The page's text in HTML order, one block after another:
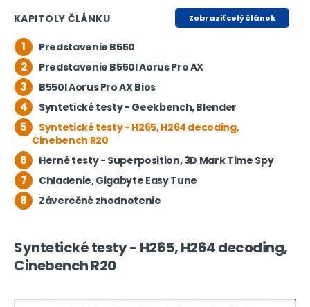
KAPITOLY ČLÁNKU Zobraziť celý článok
1 Predstavenie B550
2 Predstavenie B550I Aorus Pro AX
3 B550I Aorus Pro AX Bios
4 Syntetické testy - Geekbench, Blender
5
Syntetické testy - H265, H264 decoding,
Cinebench R20
6 Herné testy - Superposition, 3D Mark Time Spy
7 Chladenie, Gigabyte Easy Tune
8 Záverečné zhodnotenie
Syntetické testy - H265, H264 decoding,
Cinebench R20